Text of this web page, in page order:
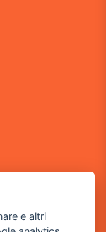
e altri